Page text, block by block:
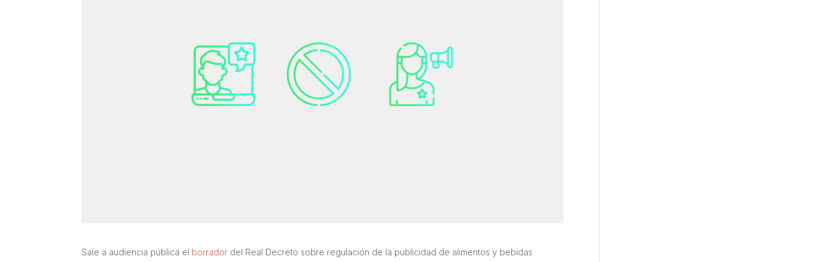
Sale a audiencia pública el borrador del Real Decreto sobre regulación de la publicidad de alimentos y bebidas